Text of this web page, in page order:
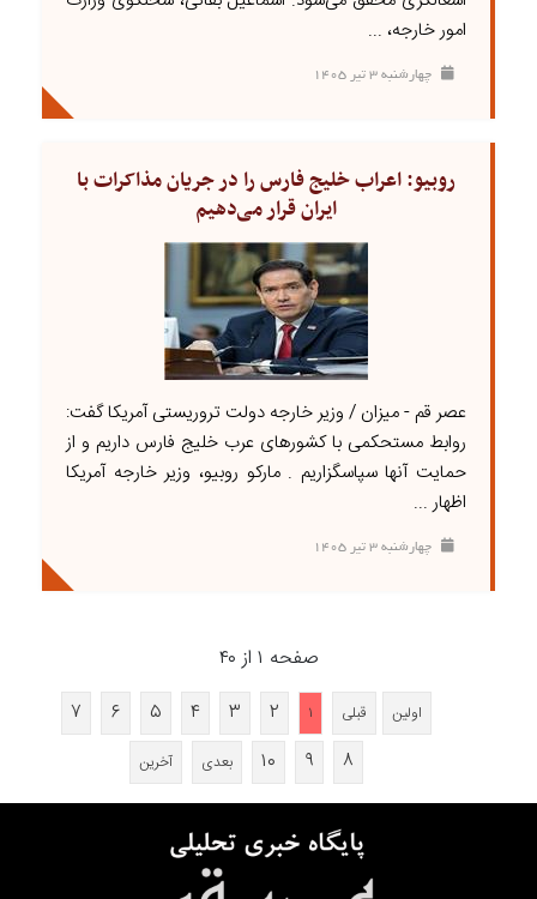
امور خارجه، ...
چهارشنبه ۳ تير ۱۴۰۵
روبیو: اعراب خلیج فارس را در جریان مذاکرات با
ایران قرار می‌دهیم
عصر قم - میزان / وزیر خارجه دولت تروریستی آمریکا گفت:
روابط مستحکمی با کشورهای عرب خلیج فارس داریم و از
حمایت آنها سپاسگزاریم . مارکو روبیو، وزیر خارجه آمریکا
اظهار ...
چهارشنبه ۳ تير ۱۴۰۵
صفحه ۱ از ۴۰
اولین قبلی ۱ ۲ ۳ ۴ ۵ ۶
۷
۸
۹ ۱۰ بعدی آخرین